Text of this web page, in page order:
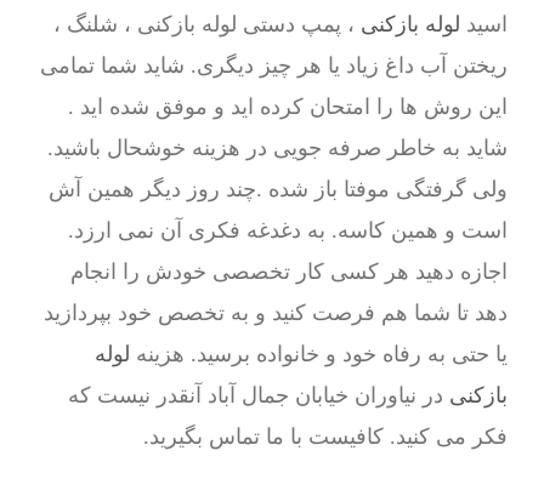
اسید لوله بازکنی ، پمپ دستی لوله بازکنی ، شلنگ ،
ریختن آب داغ زیاد یا هر چیز دیگری. شاید شما تمامی
این روش ها را امتحان کرده اید و موفق شده اید .
شاید به خاطر صرفه جویی در هزینه خوشحال باشید.
ولی گرفتگی موفتا باز شده .چند روز دیگر همین آش
است و همین کاسه. به دغدغه فکری آن نمی ارزد.
اجازه دهید هر کسی کار تخصصی خودش را انجام
دهد تا شما هم فرصت کنید و به تخصص خود بپردازید
یا حتی به رفاه خود و خانواده برسید. هزینه لوله
بازکنی در نیاوران خیابان جمال آباد آنقدر نیست که
فکر می کنید. کافیست با ما تماس بگیرید.